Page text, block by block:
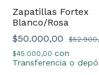
Zapatillas Fortex
Blanco/Rosa
$50.000,00
$45.000,00 con
Transferencia o